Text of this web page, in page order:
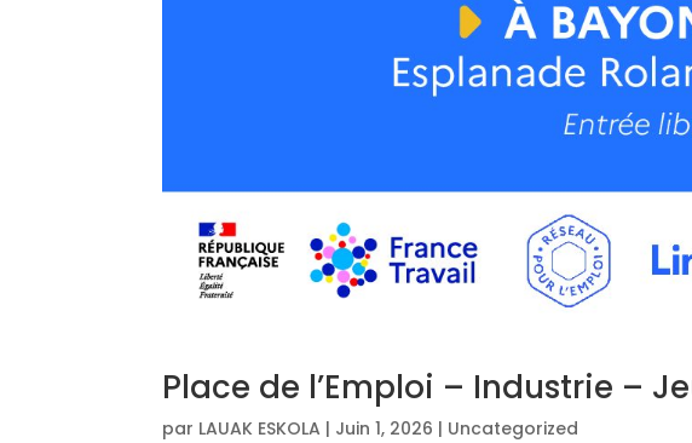
Place de l’Emploi – Industrie –
par LAUAK ESKOLA | Juin 1, 2026 | Uncategorized